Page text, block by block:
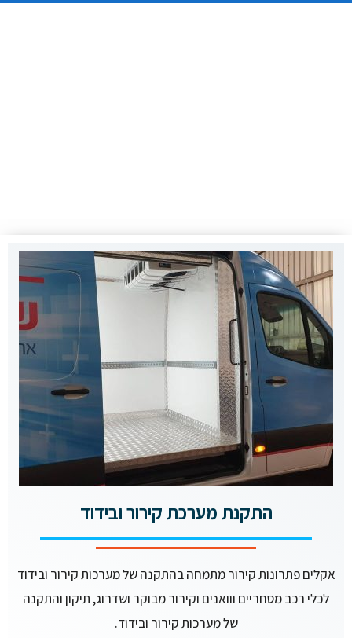
התקנת מערכת קירור ובידוד
אקלים פתרונות קירור מתמחה בהתקנה של מערכות קירור ובידוד
לכלי רכב מסחריים ווואנים וקירור מבוקר ושדרוג, תיקון והתקנה
של מערכות קירור ובידוד.